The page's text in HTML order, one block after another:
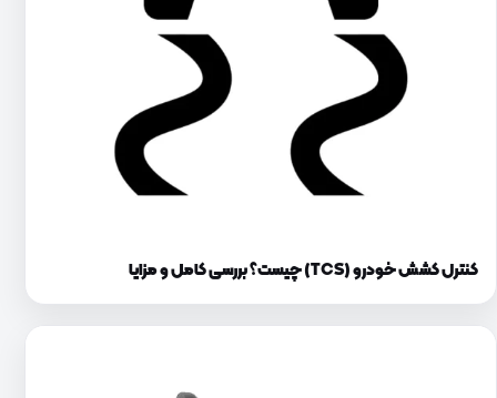
کنترل کشش خودرو (TCS) چیست؟ بررسی کامل و مزایا